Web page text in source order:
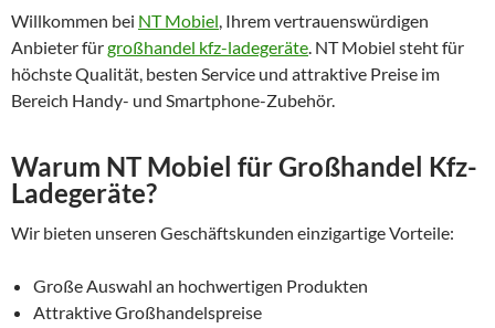
Willkommen bei NT Mobiel, Ihrem vertrauenswürdigen
Anbieter fürgroßhandel kfz-ladegeräte. NT Mobiel steht für
höchste Qualität, besten Service und attraktive Preise im
Bereich Handy- und Smartphone-Zubehör.
Warum NT Mobiel für Großhandel Kfz-
Ladegeräte?
Wir bieten unseren Geschäftskunden einzigartige Vorteile:
Große Auswahl an hochwertigen Produkten
Attraktive Großhandelspreise